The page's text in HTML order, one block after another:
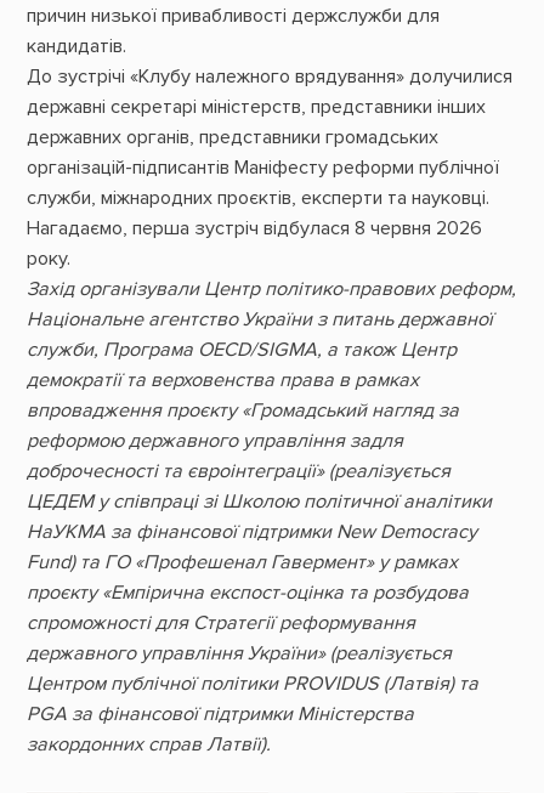
причин низької привабливості держслужби для
кандидатів.
До зустрічі «Клубу належного врядування» долучилися
державні секретарі міністерств, представники інших
державних органів, представники громадських
організацій-підписантів Маніфесту реформи публічної
служби, міжнародних проєктів, експерти та науковці.
Нагадаємо, перша зустріч відбулася 8 червня 2026
року.
Захід організували Центр політико-правових реформ,
Національне агентство України з питань державної
служби, Програма OECD/SIGMA, а також Центр
демократії та верховенства права в рамках
впровадження проєкту «Громадський нагляд за
реформою державного управління задля
доброчесності та євроінтеграції» (реалізується
ЦЕДЕМ у співпраці зі Школою політичної аналітики
НаУКМА за фінансової підтримки New Democracy
Fund) та ГО «Профешенал Гавермент» у рамках
проєкту «Емпірична експост-оцінка та розбудова
спроможності для Стратегії реформування
державного управління України» (реалізується
Центром публічної політики PROVIDUS (Латвія) та
PGA за фінансової підтримки Міністерства
закордонних справ Латвії).